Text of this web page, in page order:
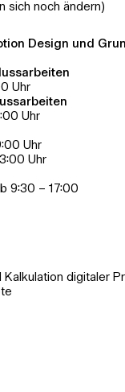
sich noch ändern)
Design und
Uhr
Uhr
Uhr
Uhr
9:30 – 17:00
Kalkulation digitaler